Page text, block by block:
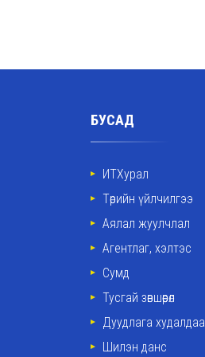
БУСАД
ИТХурал
Төрийн үйлчилгээ
Аялал жуулчлал
Агентлаг, хэлтэс
Сумд
Тусгай зөвшөөрөл
Дуудлага худалдаа
Шилэн данс